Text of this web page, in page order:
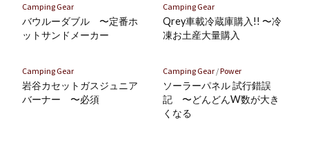
Camping Gear
バウルーダブル 〜定番ホ
ットサンドメーカー
Camping Gear
Qrey車載冷蔵庫購入!! 〜冷
凍お土産大量購入
Camping Gear
岩谷カセットガスジュニア
バーナー 〜必須
Camping Gear/Power
ソーラーパネル 試行錯誤
記 〜どんどんW数が大き
くなる